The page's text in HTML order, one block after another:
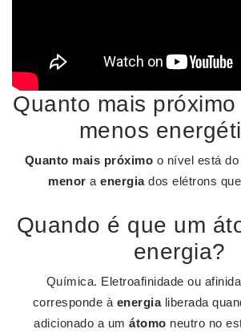
Quanto mais
menos
Quanto mais próximo o nível está do
menor aenergiados elétrons
Quando é que um
energia?
Química. Eletroafinidade ou
corresponde à energialiberada
adicionado a um átomo neutro no